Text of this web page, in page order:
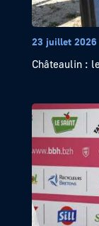
23 juillet 2026
Châteaulin :